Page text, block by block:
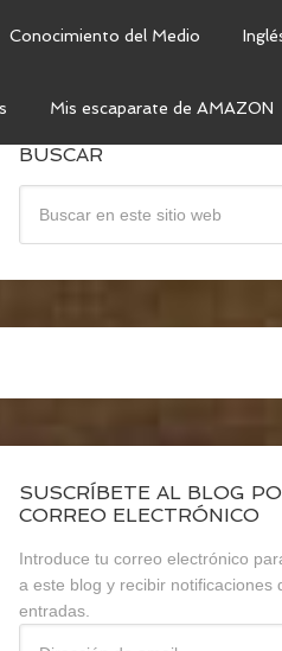
Conocimiento del Medio
Mis escaparate de AMAZON
BUSCAR
SUSCRÍBETE AL BLOG
CORREO ELECTRÓNICO
Introduce tu correo electrónico
a este blog y recibir notificaciones
entradas.